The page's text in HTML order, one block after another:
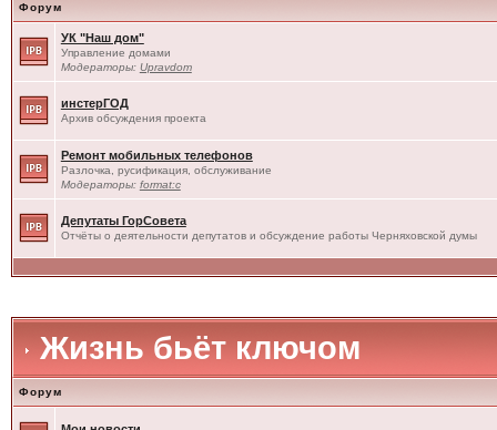
Форум
УК "Наш дом"
Управление домами
Модераторы: Upravdom
инстерГОД
Архив обсуждения проекта
Ремонт мобильных телефонов
Разлочка, русификация, обслуживание
Модераторы: format:c
Депутаты ГорСовета
Отчёты о деятельности депутатов и обсуждение работы Черняховской думы
Жизнь бьёт ключом
Форум